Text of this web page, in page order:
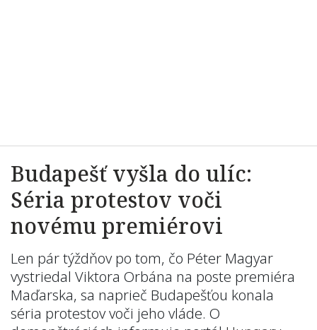
Budapešť vyšla do ulíc:
Séria protestov voči
novému premiérovi
Len pár týždňov po tom, čo Péter Magyar
vystriedal Viktora Orbána na poste premiéra
Maďarska, sa naprieč Budapešťou konala
séria protestov voči jeho vláde. O